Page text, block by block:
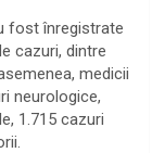
fost înregistrate
cazuri, dintre
medicii
neurologice,
1.715 cazuri